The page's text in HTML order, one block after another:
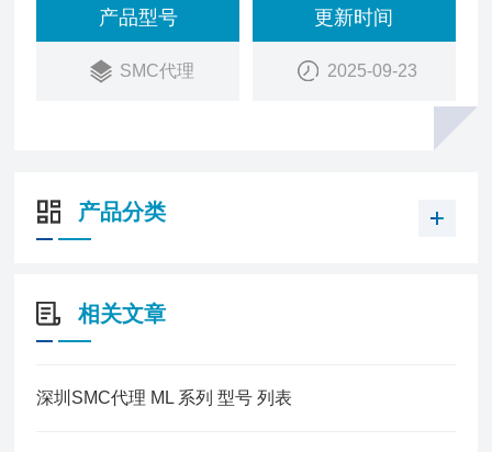
产品型号
SMC代理
更新时间
2025-09-23
产品分类
相关文章
深圳SMC代理 ML 系列 型号 列表